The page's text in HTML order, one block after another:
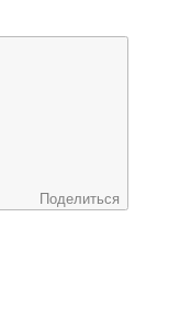
Поделиться